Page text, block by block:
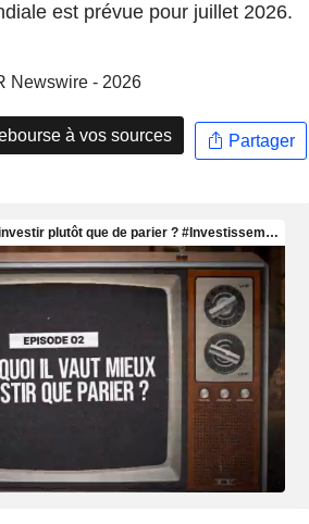
est prévue pour juillet 2026.
Newswire - 2026
à vos sources Partager